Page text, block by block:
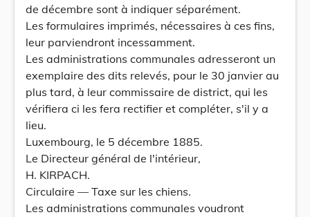
de décembre sont à indiquer séparément.
Les formulaires imprimés, nécessaires à ces fins,
leur parviendront incessamment.
Les administrations communales adresseront un
exemplaire des dits relevés, pour le 30 janvier au
plus tard, à leur commissaire de district, qui les
vérifiera ci les fera rectifier et compléter, s'il y a
lieu.
Luxembourg, le 5 décembre 1885.
Le Directeur général de l'intérieur,
H. KIRPACH.
Circulaire — Taxe sur les chiens.
Les administrations communales voudront